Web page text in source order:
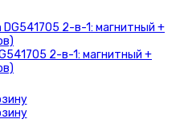
2-в-1: магнитный +